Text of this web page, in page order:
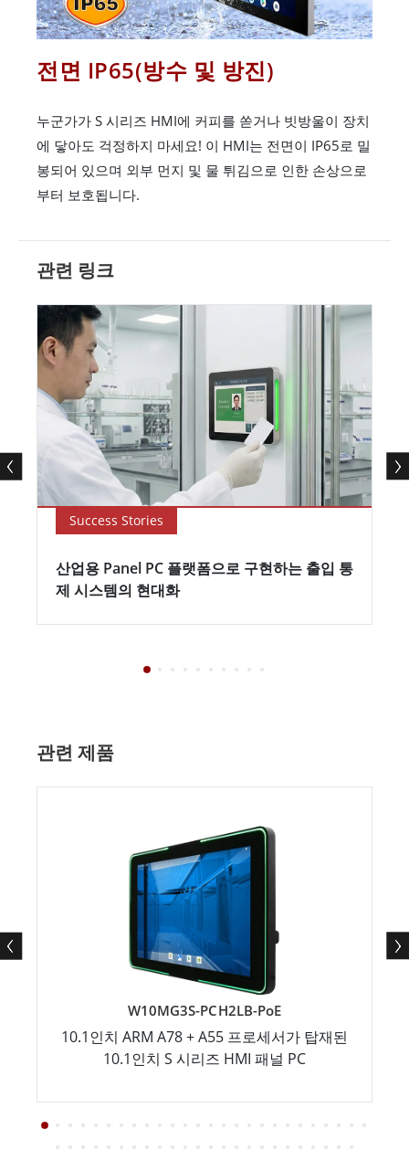
전면 IP65(방수 및 방진)
누군가가 S 시리즈 HMI에 커피를 쏟거나 빗방울이 장치
에 닿아도 걱정하지 마세요! 이 HMI는 전면이 IP65로 밀
봉되어 있으며 외부 먼지 및 물 튀김으로 인한 손상으로
부터 보호됩니다.
관련 링크
Success Stories
산업용 Panel PC 플랫폼으로 구현하는 출입 통
제 시스템의 현대화
관련 제품
W10MG3S-PCH2LB-PoE
10.1인치 ARM A78 + A55 프로세서가 탑재된
10.1인치 S 시리즈 HMI 패널 PC